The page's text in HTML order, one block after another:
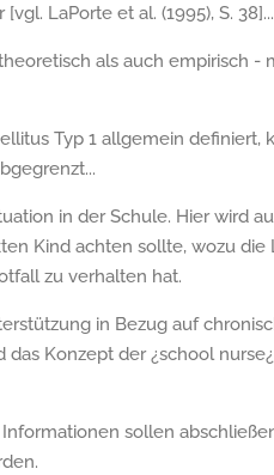
LaPorte et al. (1995), S. 38]...
als auch empirisch -
Typ 1 allgemein definiert,
in der Schule. Hier wird
Kind achten sollte, wozu
zu verhalten hat.
in Bezug auf
Konzept der ¿school
sollen